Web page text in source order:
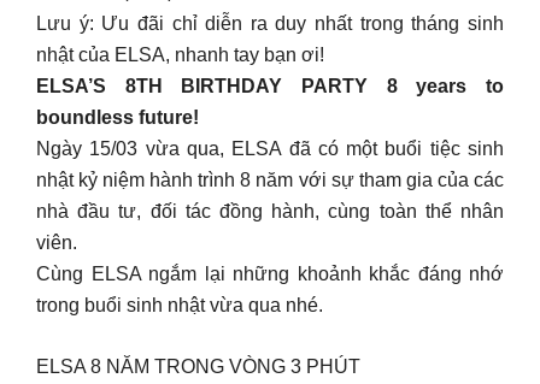
Lưu ý: Ưu đãi chỉ diễn ra duy nhất trong tháng sinh
nhật của ELSA, nhanh tay bạn ơi!
ELSA’S 8TH BIRTHDAY PARTY 8 years to
boundless future!
Ngày 15/03 vừa qua, ELSA đã có một buổi tiệc sinh
nhật kỷ niệm hành trình 8 năm với sự tham gia của các
nhà đầu tư, đối tác đồng hành, cùng toàn thể nhân
viên.
Cùng ELSA ngắm lại những khoảnh khắc đáng nhớ
trong buổi sinh nhật vừa qua nhé.
ELSA 8 NĂM TRONG VÒNG 3 PHÚT